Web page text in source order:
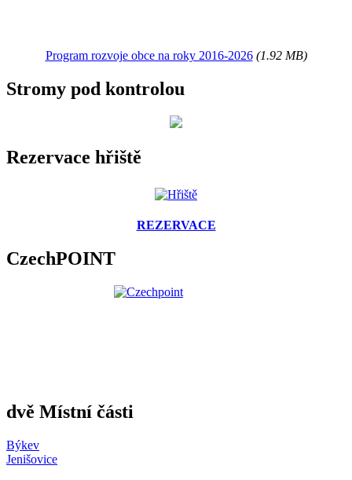
Program rozvoje obce na roky 2016-2026(1.92 MB)
Stromy pod kontrolou
Rezervace hřiště
REZERVACE
CzechPOINT
dvě Místní části
Býkev
Jenišovice